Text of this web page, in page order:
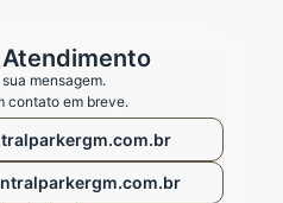
mensagem.
contato em breve.